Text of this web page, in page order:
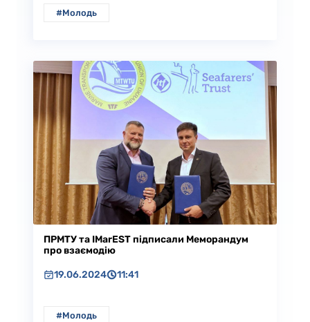
#Молодь
ПРМТУ та IMarEST підписали Меморандум
про взаємодію
19.06.2024 11:41
#Молодь